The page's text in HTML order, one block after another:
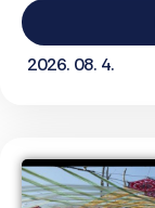
2026. 08. 4.